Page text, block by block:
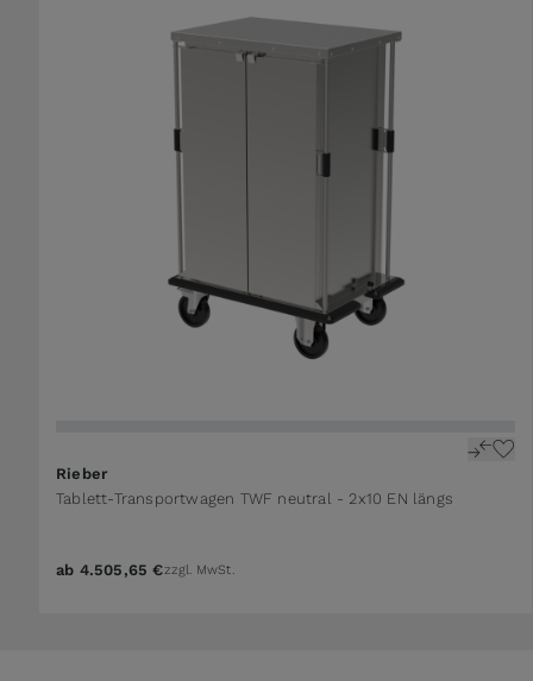
Rieber
Tablett-Transportwagen TWF neutral - 2x10 EN längs
ab 4.505,65 €zzgl. MwSt.